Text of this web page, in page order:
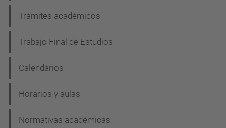
Trámites académicos
Trabajo Final de Estudios
Calendarios
Horarios y aulas
Normativas académicas